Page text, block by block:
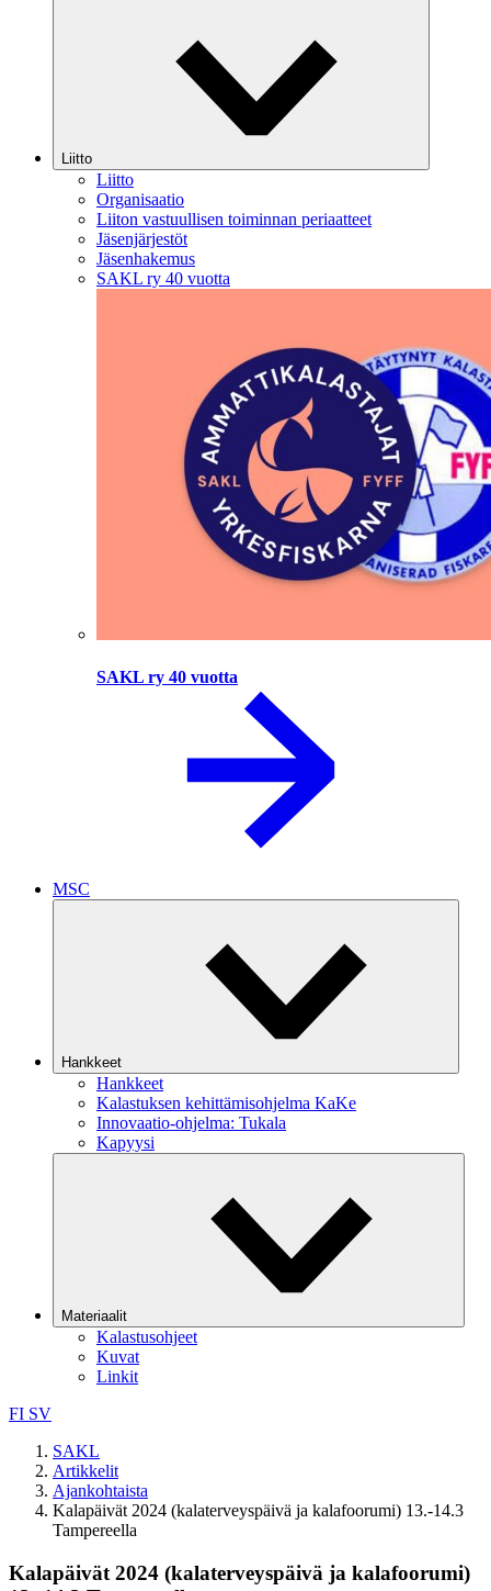
Liitto
Liitto
Organisaatio
Liiton vastuullisen toiminnan periaatteet
Jäsenjärjestöt
Jäsenhakemus
SAKL ry 40 vuotta
SAKL ry 40 vuotta
MSC
Hankkeet
Hankkeet
Kalastuksen kehittämisohjelma KaKe
Innovaatio-ohjelma: Tukala
Kapyysi
Materiaalit
Kalastusohjeet
Kuvat
Linkit
FI SV
SAKL
Artikkelit
Ajankohtaista
Kalapäivät 2024 (kalaterveyspäivä ja kalafoorumi) 13.-14.3
Tampereella
Kalapäivät 2024 (kalaterveyspäivä ja kalafoorumi)